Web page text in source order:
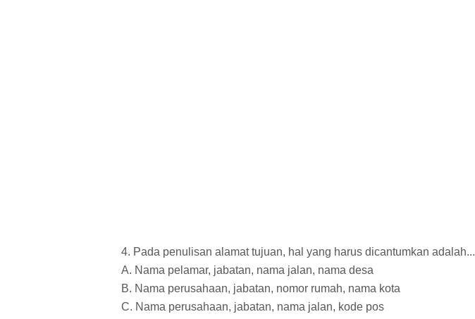
4. Pada penulisan alamat tujuan, hal yang harus dicantumkan adalah...
A. Nama pelamar, jabatan, nama jalan, nama desa
B. Nama perusahaan, jabatan, nomor rumah, nama kota
C. Nama perusahaan, jabatan, nama jalan, kode pos